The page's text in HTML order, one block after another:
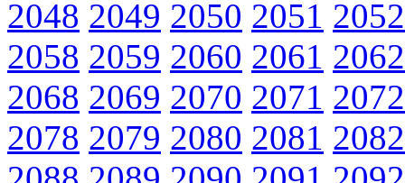
2048 2049 2050 2051 2052
2058 2059 2060 2061 2062
2068 2069 2070 2071 2072
2078 2079 2080 2081 2082